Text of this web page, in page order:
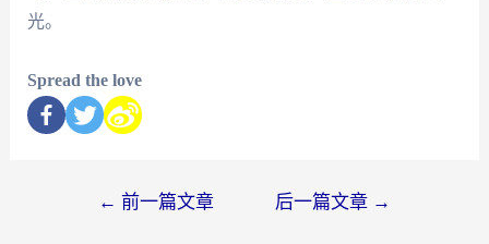
光。
Spread the love
← 前一篇文章 后一篇文章 →